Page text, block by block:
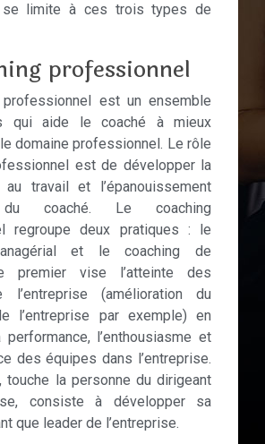
se limite à ces trois types de
professionnel
est un ensemble
qui aide le coaché à mieux
domaine professionnel. Le rôle
est de développer la
au travail et l’épanouissement
du coaché. Le coaching
regroupe deux pratiques : le
et le coaching de
premier vise l’atteinte des
(amélioration du
l’entreprise par exemple) en
l’enthousiasme et
des équipes dans l’entreprise.
touche la personne du dirigeant
consiste à développer sa
que leader de l’entreprise.